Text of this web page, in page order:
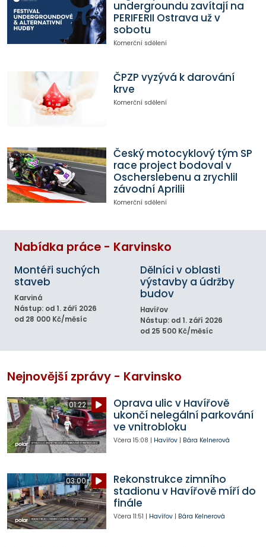
undergroundu zavítají na
PERIFERII Ostrava už v
sobotu
Komerční sdělení
ČPZP vyzývá k darování
krve
Komerční sdělení
Český motocyklový tým SP
race project bodoval v
Oscherslebenu a zrychlil
závodní Aprilii
Komerční sdělení
Nabídka práce - Karvinsko
Montéři suchých
staveb
Karviná
Nástup: od 1. září 2026
od 28 000 Kč/měsíc
Dělníci v oblasti
výstavby a údržby
budov
Havířov
Nástup: od 1. září 2026
od 25 500 Kč/měsíc
Nejnovější zprávy - Karvinsko
01:22
Oprava ulic v Havířově
ukončí nelegální parkování
ve vnitrobloku
Včera 15:08 | Havířov| Bára Kelnerová
03:00
Rekonstrukce zimního
stadionu v Havířově míří do
finále
Včera 11:51 | Havířov| Bára Kelnerová